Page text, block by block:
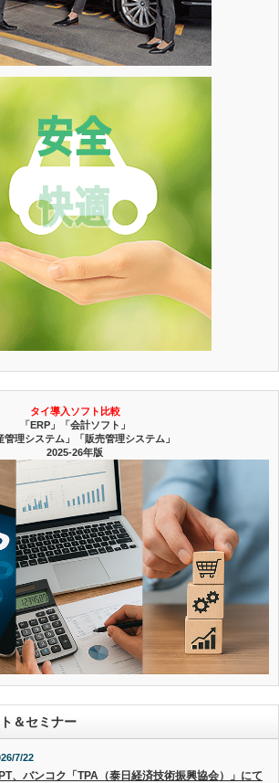
タイ導入ソフト比較
「ERP」「会計ソフト」
管理システム」「販売管理システム」
2025-26年版
＆セミナー
7/22
、バンコク「TPA（泰日経済技術振興協会）」にて